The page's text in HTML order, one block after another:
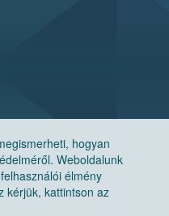
hogyan
Weboldalunk
élmény
kérjük, kattintson az